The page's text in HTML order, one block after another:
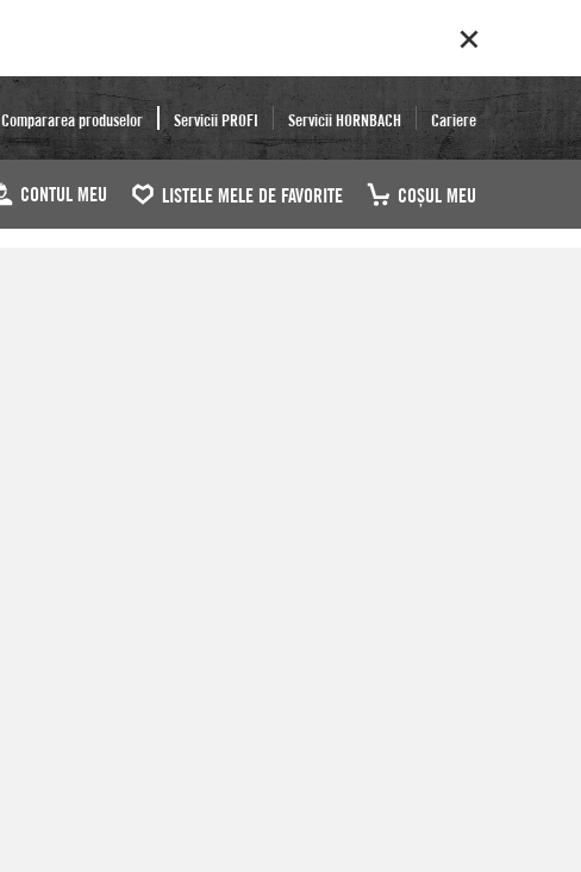
Compararea produselor Servicii PROFI Servicii HORNBACH Cariere
CONTUL MEU LISTELE MELE DE FAVORITE COŞUL MEU